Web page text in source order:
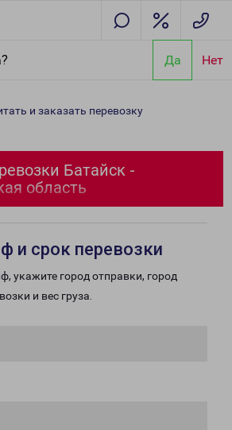
Да Нет
и заказать перевозку
Батайск -
область
и срок перевозки
укажите город отправки, город
и вес груза.